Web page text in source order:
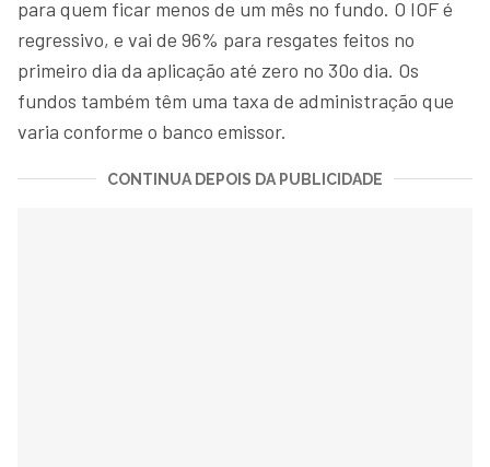
para quem ficar menos de um mês no fundo. O IOF é
regressivo, e vai de 96% para resgates feitos no
primeiro dia da aplicação até zero no 30o dia. Os
fundos também têm uma taxa de administração que
varia conforme o banco emissor.
CONTINUA DEPOIS DA PUBLICIDADE